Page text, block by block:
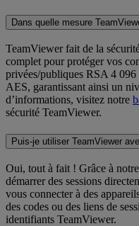
Dans quelle mesure
TeamViewer fait de la
complet pour protéger vos
privées/publiques RSA 4 096
AES, garantissant ainsi un
d’informations, visitez notre
sécurité TeamViewer.
Puis-je utiliser TeamViewer
Oui, tout à fait ! Grâce à
démarrer des sessions
vous connecter à des
des codes ou des liens de
identifiants TeamViewer.